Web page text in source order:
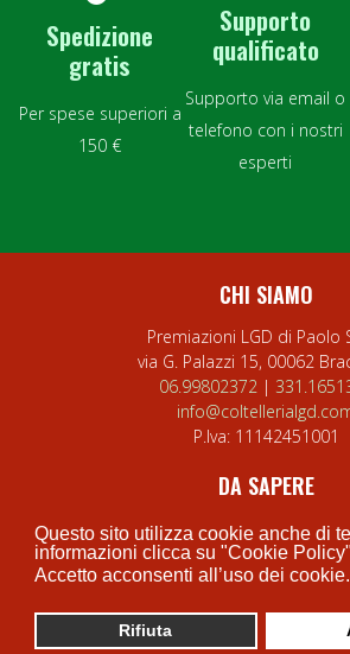
Questo sito utilizza cookie anche di
informazioni clicca su "Cookie
Accetto acconsenti all’uso dei cookie.
Rifiuta
Spedizione
gratis
Per spese superiori a
150 €
Supporto
qualificato
Supporto via email o
telefono con i nostri
esperti
CHI SIAMO
Premiazioni LGD di Paolo
via G. Palazzi 15, 00062
06.99802372|
P.Iva: 11142451001
DA SAPERE
Privacy Policy
Cookie Policy
Termini e condizioni